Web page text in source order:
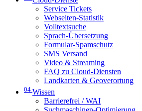
Service Tickets
Webseiten-Statistik
Volltextsuche
Sprach-Übersetzung
Formular-Spamschutz
SMS Versand
Video & Streaming
FAQ zu Cloud-Diensten
Landkarten & Geoverortung
04 Wissen
Barrierefrei / WAI